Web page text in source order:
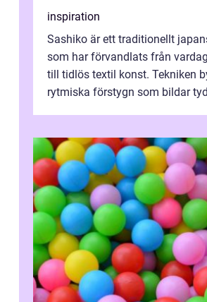
inspiration
Sashiko är ett traditionellt
som har förvandlats från
till tidlös textil konst. Tekniken
rytmiska förstygn som bildar